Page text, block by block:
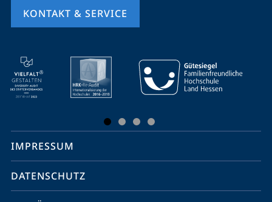
KONTAKT & SERVICE
Mobile-
Service-
Navigation
Social
Media
Kontakte
IMPRESSUM
DATENSCHUTZ